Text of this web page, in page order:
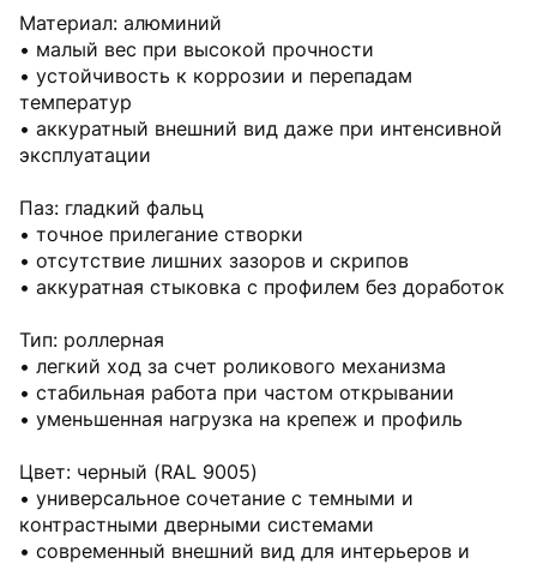
Материал: алюминий
• малый вес при высокой прочности
• устойчивость к коррозии и перепадам
температур
• аккуратный внешний вид даже при интенсивной
эксплуатации
Паз: гладкий фальц
• точное прилегание створки
• отсутствие лишних зазоров и скрипов
• аккуратная стыковка с профилем без доработок
Тип: роллерная
• легкий ход за счет роликового механизма
• стабильная работа при частом открывании
• уменьшенная нагрузка на крепеж и профиль
Цвет: черный (RAL 9005)
• универсальное сочетание с темными и
контрастными дверными системами
• современный внешний вид для интерьеров и